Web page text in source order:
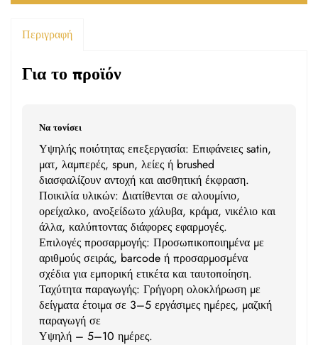
Περιγραφή
Για το προϊόν
Να τονίσει
Υψηλής ποιότητας επεξεργασία: Επιφάνειες satin,
ματ, λαμπερές, spun, λείες ή brushed
διασφαλίζουν αντοχή και αισθητική έκφραση.
Ποικιλία υλικών: Διατίθενται σε αλουμίνιο,
ορείχαλκο, ανοξείδωτο χάλυβα, κράμα, νικέλιο και
άλλα, καλύπτοντας διάφορες εφαρμογές.
Επιλογές προσαρμογής: Προσωπικοποιημένα με
αριθμούς σειράς, barcode ή προσαρμοσμένα
σχέδια για εμπορική ετικέτα και ταυτοποίηση.
Ταχύτητα παραγωγής: Γρήγορη ολοκλήρωση με
δείγματα έτοιμα σε 3–5 εργάσιμες ημέρες, μαζική
παραγωγή σε
Υψηλή – 5–10 ημέρες.